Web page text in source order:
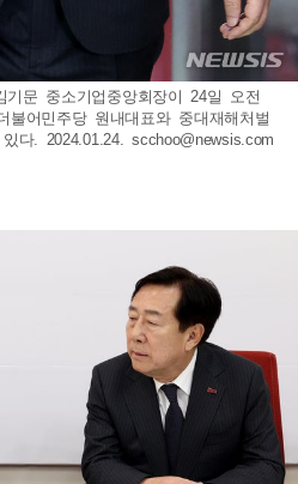
문 중소기업중앙회장이 24일 오전
어민주당 원내대표와 중대재해처벌
다. 2024.01.24.scchoo@newsis.com